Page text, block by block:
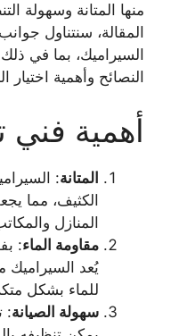
منها المتانة وسهولة
المقالة، سنتناول
السيراميك، بما في
النصائح وأهمية اختيار
أهمية
المتانة:
الكثيف، مما
المنازل
مقاومة الماء:
يُعد السيراميك
للماء بشكل
سهولة الصيانة: